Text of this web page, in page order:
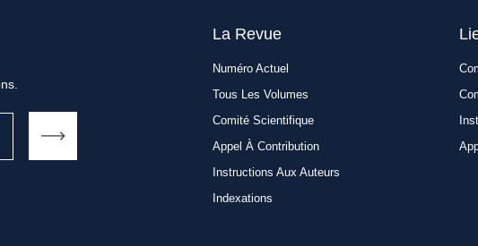
La Revue
Numéro Actuel
Tous Les Volumes
Comité Scientifique
Appel À Contribution
Instructions Aux Auteurs
Indexations